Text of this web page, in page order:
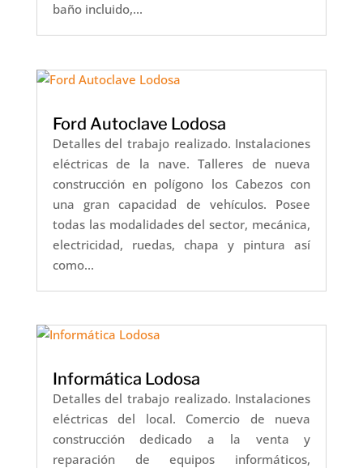
baño incluido,...
Ford Autoclave Lodosa
Detalles del trabajo realizado. Instalaciones
eléctricas de la nave. Talleres de nueva
construcción en polígono los Cabezos con
una gran capacidad de vehículos. Posee
todas las modalidades del sector, mecánica,
electricidad, ruedas, chapa y pintura así
como...
Informática Lodosa
Detalles del trabajo realizado. Instalaciones
eléctricas del local. Comercio de nueva
construcción dedicado a la venta y
reparación de equipos informáticos,